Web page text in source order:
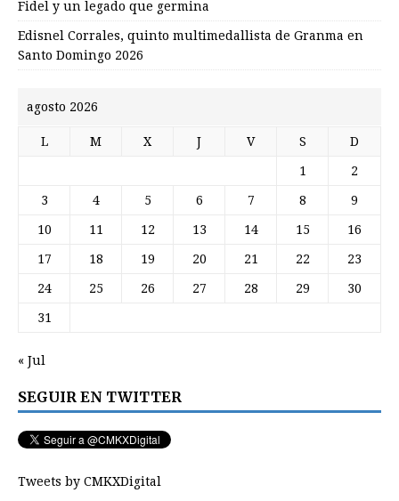
Fidel y un legado que germina
Edisnel Corrales, quinto multimedallista de Granma en
Santo Domingo 2026
agosto 2026
L M X J V S D
1 2
3 4 5 6 7 8 9
10 11 12 13 14 15 16
17 18 19 20 21 22 23
24 25 26 27 28 29 30
31
« Jul
SEGUIR EN TWITTER
Tweets by CMKXDigital